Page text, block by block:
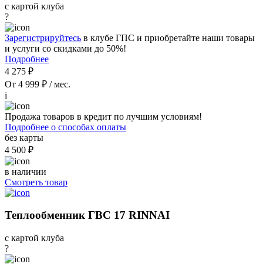
с картой клуба
?
Зарегистрируйтесь в клубе ГПС и приобретайте наши товары
и услуги со скидками до 50%!
Подробнее
4 275 ₽
От 4 999 ₽ / мес.
i
Продажа товаров в кредит по лучшим условиям!
Подробнее о способах оплаты
без карты
4 500 ₽
в наличии
Смотреть товар
Теплообменник ГВС 17 RINNAI
с картой клуба
?